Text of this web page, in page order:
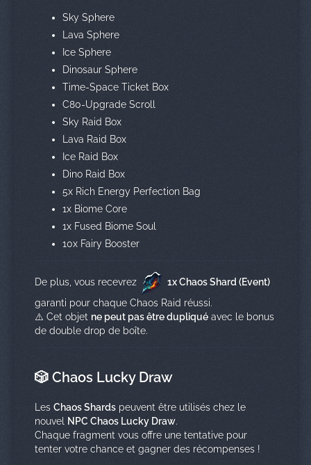
Sky Sphere
Lava Sphere
Ice Sphere
Dinosaur Sphere
Time-Space Ticket Box
C80-Upgrade Scroll
Sky Raid Box
Lava Raid Box
Ice Raid Box
Dino Raid Box
5x Rich Energy Perfection Bag
1x Biome Core
1x Fused Biome Soul
10x Fairy Booster
De plus, vous recevrez
1x Chaos Shard (Event)
garanti pour chaque Chaos Raid réussi.
⚠️ Cet objet ne peut pas être dupliquéavec le bonus
de double drop de boîte.
🎲 Chaos Lucky Draw
Les Chaos Shards peuvent être utilisés chez le
nouvel NPC Chaos Lucky Draw.
Chaque fragment vous offre une tentative pour
tenter votre chance et gagner des récompenses !